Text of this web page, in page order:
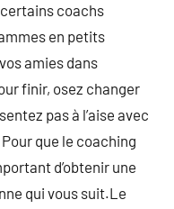
coachs
en petits
amies dans
finir, osez changer
pas à l’aise avec
que le coaching
d’obtenir une
qui vous suit.Le